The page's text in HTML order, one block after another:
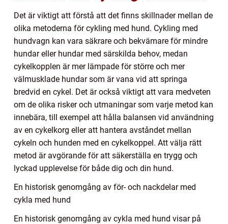
Det är viktigt att förstå att det finns skillnader mellan de
olika metoderna för cykling med hund. Cykling med
hundvagn kan vara säkrare och bekvämare för mindre
hundar eller hundar med särskilda behov, medan
cykelkopplen är mer lämpade för större och mer
välmusklade hundar som är vana vid att springa
bredvid en cykel. Det är också viktigt att vara medveten
om de olika risker och utmaningar som varje metod kan
innebära, till exempel att hålla balansen vid användning
av en cykelkorg eller att hantera avståndet mellan
cykeln och hunden med en cykelkoppel. Att välja rätt
metod är avgörande för att säkerställa en trygg och
lyckad upplevelse för både dig och din hund.
En historisk genomgång av för- och nackdelar med
cykla med hund
En historisk genomgång av cykla med hund visar på